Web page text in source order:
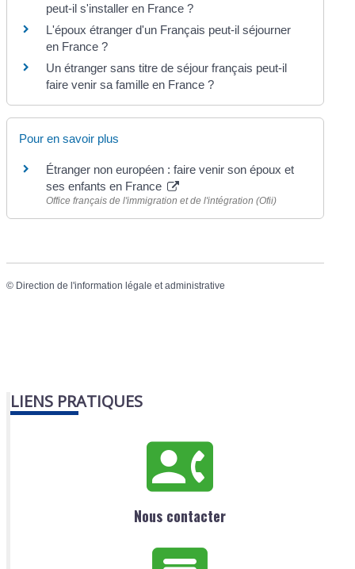
peut-il s'installer en France ?
L'époux étranger d'un Français peut-il séjourner
en France ?
Un étranger sans titre de séjour français peut-il
faire venir sa famille en France ?
Pour en savoir plus
Étranger non européen : faire venir son époux et
ses enfants en France
Office français de l'immigration et de l'intégration (Ofii)
© Direction de l'information légale et administrative
LIENS PRATIQUES
Nous contacter